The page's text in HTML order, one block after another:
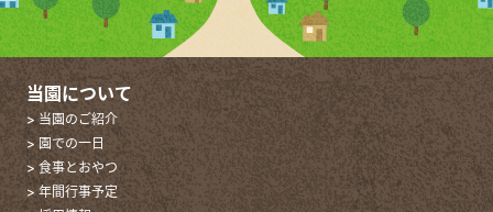
当園について
> 当園のご紹介
> 園での一日
> 食事とおやつ
> 年間行事予定